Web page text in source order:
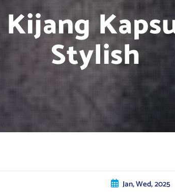
Stylish
Jan, Wed, 2025